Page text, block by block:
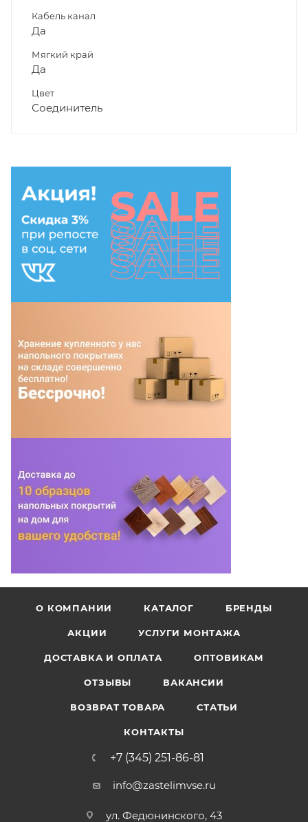
Кабель канал
Да
Мягкий край
Да
Цвет
Соединитель
О КОМПАНИИ КАТАЛОГ БРЕНДЫ
АКЦИИ УСЛУГИ МОНТАЖА
ДОСТАВКА И ОПЛАТА ОПТОВИКАМ
ОТЗЫВЫ ВАКАНСИИ
ВОЗВРАТ ТОВАРА СТАТЬИ
КОНТАКТЫ
+7 (345) 251-86-81
info@zastelimvse.ru
ул. Федюнинского, 43